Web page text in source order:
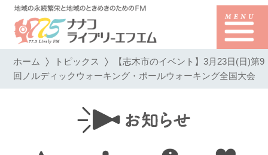
ホーム トピックス 【志木市のイベント】3月23日(日)第9
回ノルディックウォーキング・ポールウォーキング全国大会